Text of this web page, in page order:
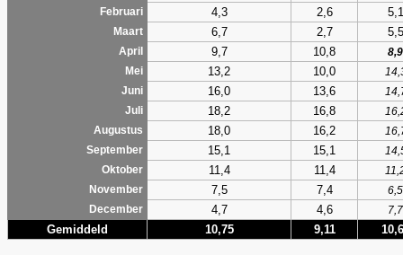
Februari 4,3 2,6 5,1
Maart 6,7 2,7 5,5
April 9,7 10,8
8,9
Mei
13,2 10,0
Juni
16,0 13,6
Juli
18,2 16,8
Augustus
18,0 16,2
September
15,1 15,1
Oktober
11,4 11,4
November
7,5 7,4
6,5
December
4,7 4,6 7,7
Gemiddeld 10,75 9,11